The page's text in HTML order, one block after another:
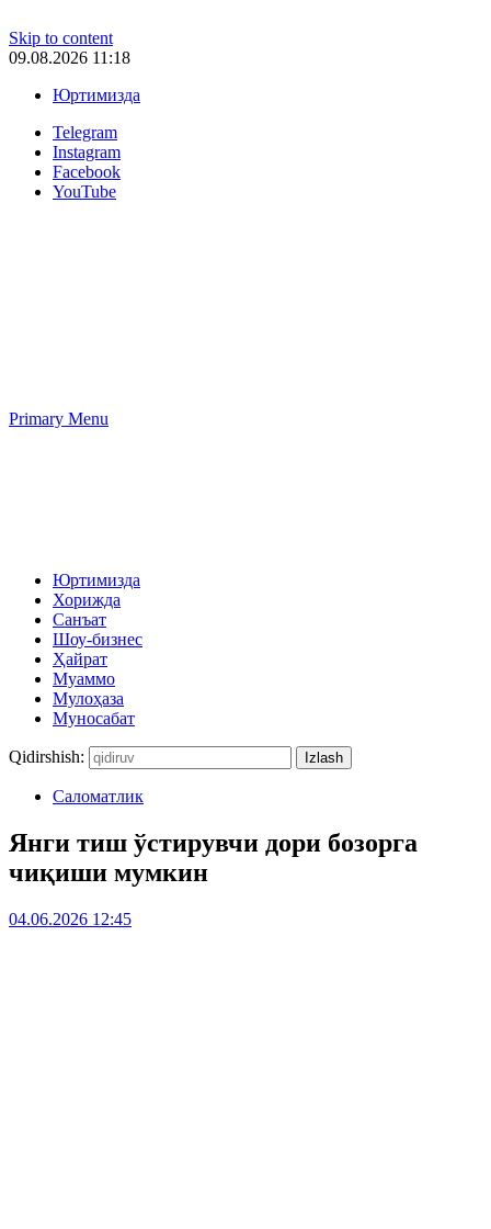
Skip to content
09.08.2026 11:18
Юртимизда
Telegram
Instagram
Facebook
YouTube
Primary Menu
Юртимизда
Хорижда
Санъат
Шоу-бизнес
Ҳайрат
Муаммо
Мулоҳаза
Муносабат
Qidirshish:
Саломатлик
Янги тиш ўстирувчи дори бозорга
чиқиши мумкин
04.06.2026 12:45